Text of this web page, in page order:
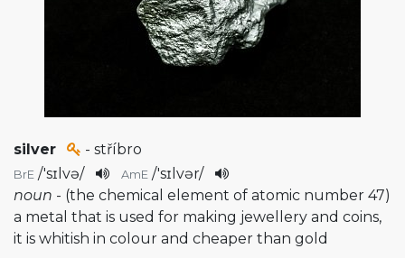
silver - stříbro
BrE /'sɪlvə/ AmE /'sɪlvər/
noun - (the chemical element of atomic number 47)
a metal that is used for making jewellery and coins,
it is whitish in colour and cheaper than gold